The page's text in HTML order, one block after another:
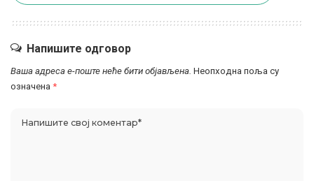
Напишите одговор
Ваша адреса е-поште неће бити објављена. Неопходна поља су
означена *